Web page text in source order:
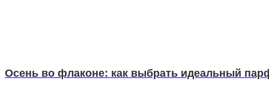
Осень во флаконе: как выбрать идеальный